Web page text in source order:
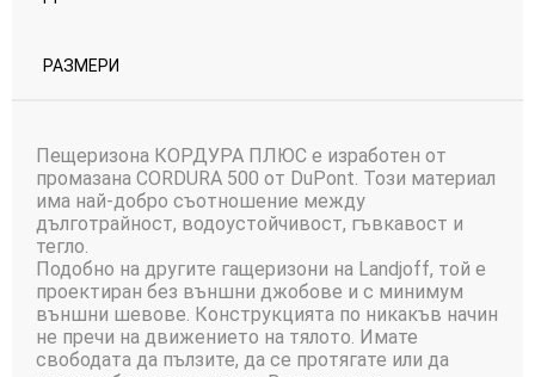
РАЗМЕРИ
Пещеризона КОРДУРА ПЛЮС е изработен от
промазана CORDURA 500 от DuPont. Този материал
има най-добро съотношение между
дълготрайност, водоустойчивост, гъвкавост и
тегло.
Подобно на другите гащеризони на Landjoff, той е
проектиран без външни джобове и с минимум
външни шевове. Конструкцията по никакъв начин
не пречи на движението на тялото. Имате
свободата да пълзите, да се протягате или да